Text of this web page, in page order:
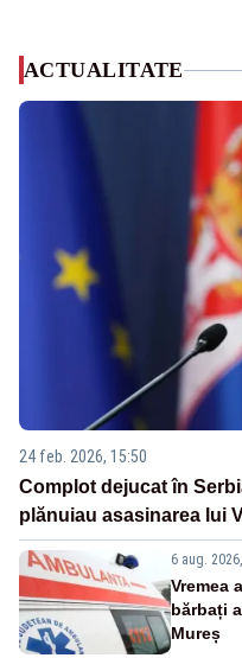
ACTUALITATE
24 feb. 2026, 15:50
Complot dejucat în
plănuiau asasinarea lui
6 aug.
Vremea
bărbați
Mureș